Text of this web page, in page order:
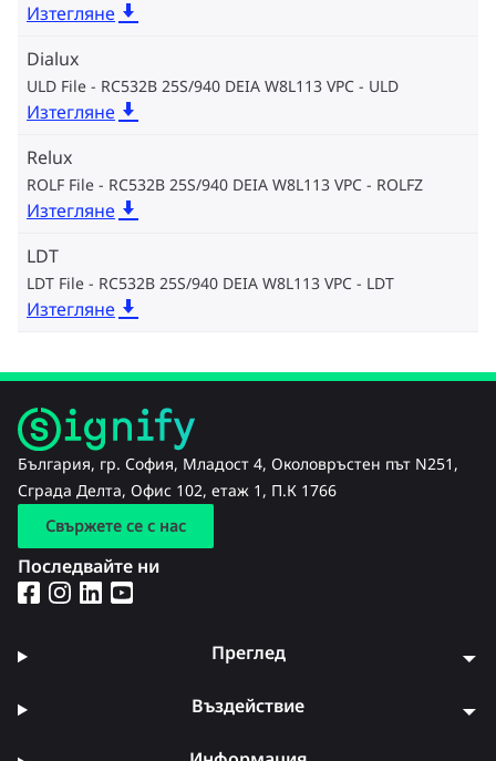
Изтегляне
Dialux
ULD File - RC532B 25S/940 DEIA W8L113 VPC ULD
Изтегляне
Relux
ROLF File - RC532B 25S/940 DEIA W8L113 VPC ROLFZ
Изтегляне
LDT
LDT File - RC532B 25S/940 DEIA W8L113 VPC LDT
Изтегляне
България, гр. София, Младост 4, Околовръстен път N251,
Сграда Делта, Офис 102, етаж 1, П.К 1766
Свържете се с нас
Последвайте ни
Преглед
Въздействие